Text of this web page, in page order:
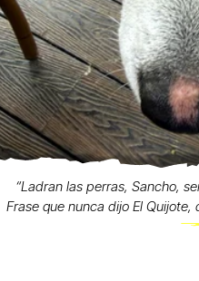
“Ladran las perras, Sancho,
Frase que nunca dijo El